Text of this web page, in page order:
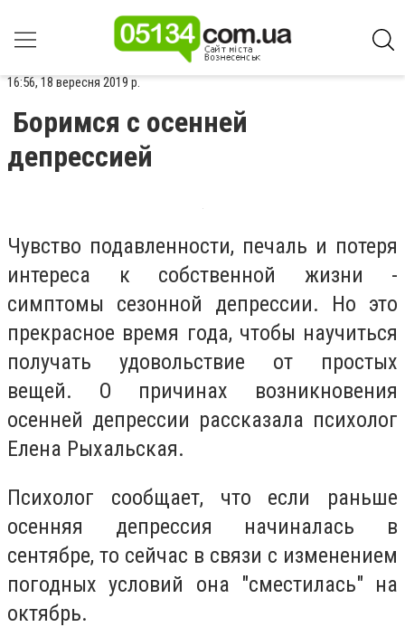
16:56, 18 вересня 2019 р.
Боримся с осенней
депрессией
Чувство подавленности, печаль и потеря
интереса к собственной жизни -
симптомы сезонной депрессии. Но это
прекрасное время года, чтобы научиться
получать удовольствие от простых
вещей. О причинах возникновения
осенней депрессии рассказала психолог
Елена Рыхальская.
Психолог сообщает, что если раньше
осенняя депрессия начиналась в
сентябре, то сейчас в связи с изменением
погодных условий она "сместилась" на
октябрь.